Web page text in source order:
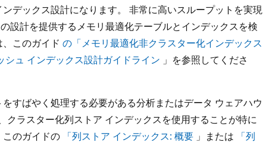
デックス設計になります。 非常に高いスループットを実現
設計を提供するメモリ最適化テーブルとインデックスを検
このガイド の「メモリ最適化非クラスター化インデックス
シュ インデックス設計ガイドライン 」を参照してくださ
すばやく処理する必要がある分析またはデータ ウェアハウ
クラスター化列ストア インデックスを使用することが特に
のガイドの 「列ストア インデックス: 概要 」または
「列